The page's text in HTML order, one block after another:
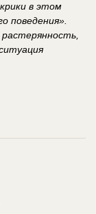
в этом
поведения».